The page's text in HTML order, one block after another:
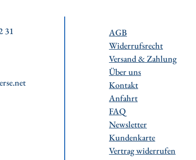
31
AGB
Widerrufsrecht
Versand & Zahlung
Über uns
Kontakt
Anfahrt
FAQ
Newsletter
Kundenkarte
Vertrag widerrufen